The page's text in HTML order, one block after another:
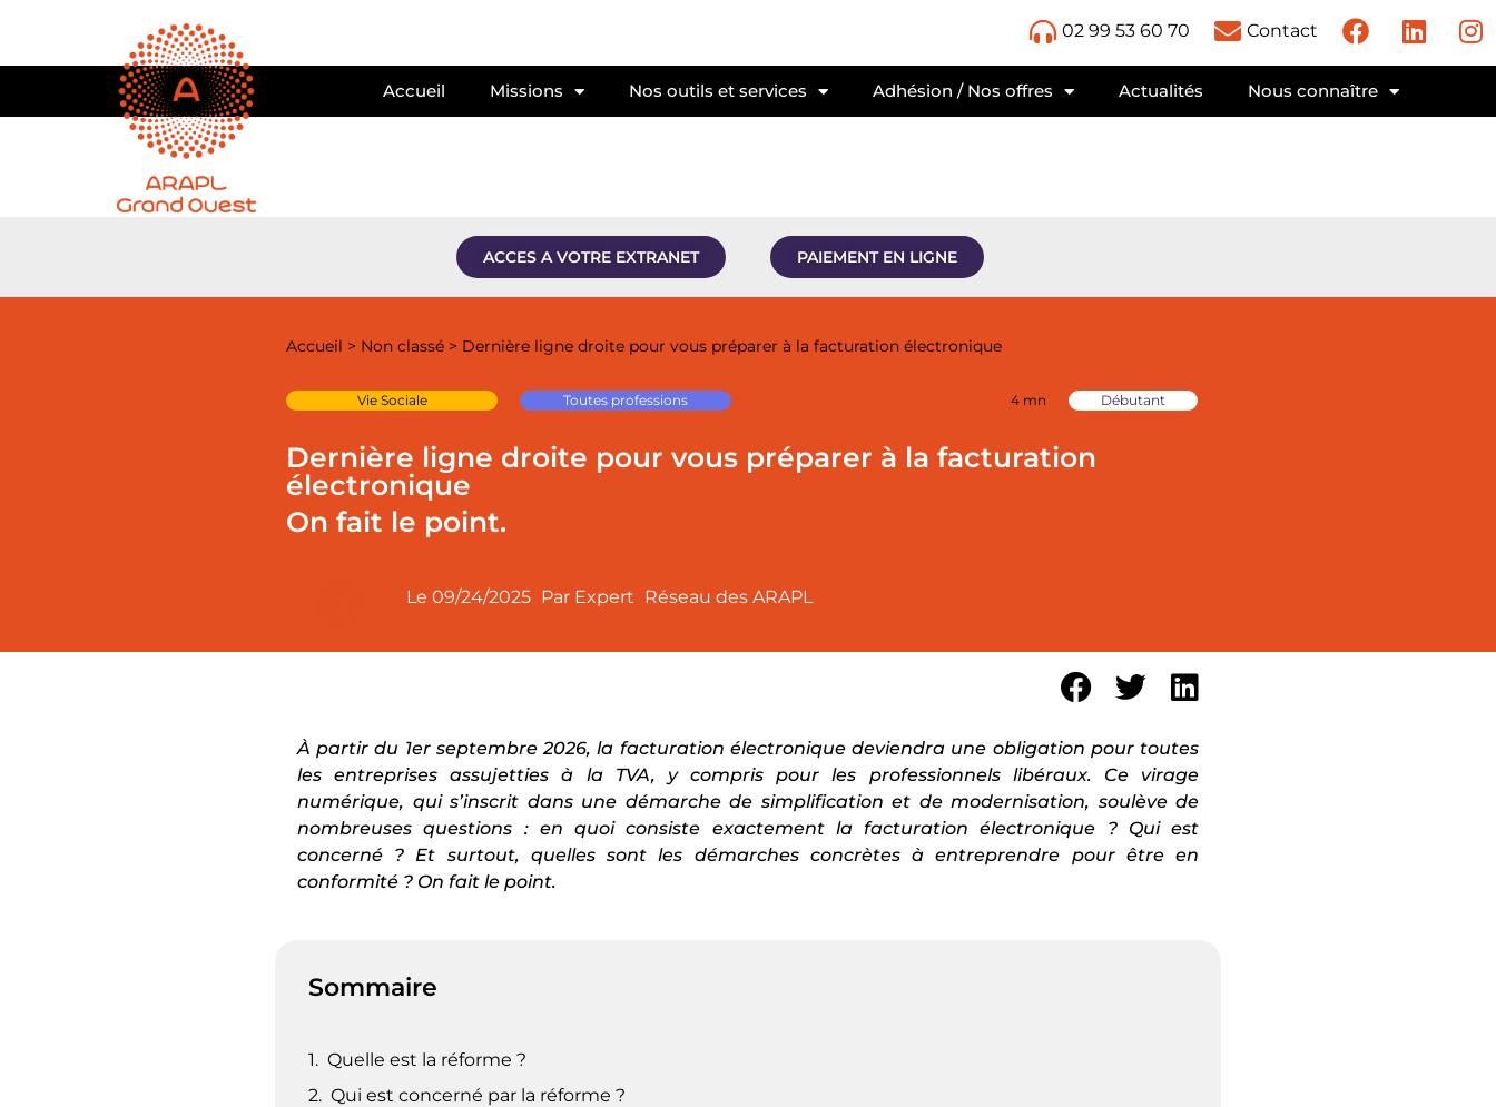
02 99 53 60 70 Contact
Accueil Missions Nos outils et services Adhésion / Nos offres Actualités Nous connaître
ACCES A VOTRE EXTRANET PAIEMENT EN LIGNE
Accueil > Non classé > Dernière ligne droite pour vous préparer à la facturation électronique
Vie Sociale Toutes professions 4 mn Débutant
Dernière ligne droite pour vous préparer à la facturation
électronique
On fait le point.
Le 09/24/2025 Par Expert Réseau des ARAPL
À partir du 1er septembre 2026, la facturation électronique deviendra une obligation pour toutes
les entreprises assujetties à la TVA, y compris pour les professionnels libéraux. Ce virage
numérique, qui s’inscrit dans une démarche de simplification et de modernisation, soulève de
nombreuses questions : en quoi consiste exactement la facturation électronique ? Qui est
concerné ? Et surtout, quelles sont les démarches concrètes à entreprendre pour être en
conformité ? On fait le point.
Sommaire
Quelle est la réforme ?
Qui est concerné par la réforme ?